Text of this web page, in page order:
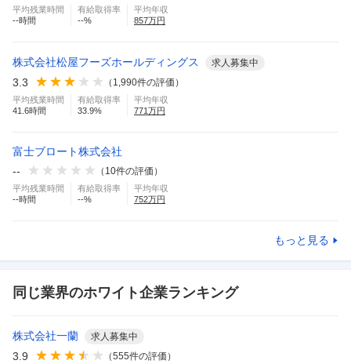
平均残業時間
--時間
有給取得率
--%
平均年収
857万円
株式会社松屋フーズホールディングス 求人募集中
3.3 （ 1,990件の評価）
平均残業時間
41.6時間
有給取得率
33.9%
平均年収
771万円
富士ブロート株式会社
--
（ 10件の評価）
平均残業時間
--時間
有給取得率
--%
平均年収
752万円
もっと見る
同じ業界のホワイト企業ランキング
株式会社一蘭 求人募集中
3.9 （555件の評価）